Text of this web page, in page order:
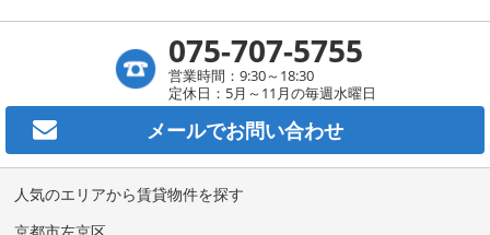
075-707-5755
営業時間：9:30～18:30
定休日：5月～11月の毎週水曜日
メールでお問い合わせ
人気のエリアから賃貸物件を探す